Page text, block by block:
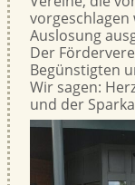
Auslosung
Der
Begünstigten
Wir sagen:
und der